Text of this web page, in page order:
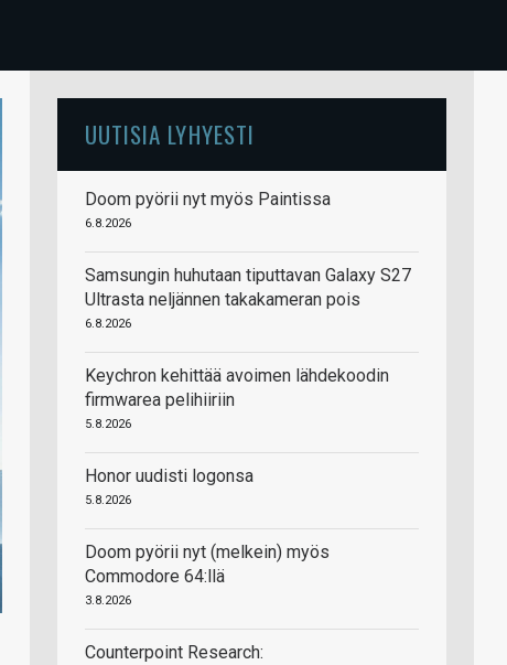
UUTISIA LYHYESTI
Doom pyörii nyt myös Paintissa
6.8.2026
Samsungin huhutaan tiputtavan Galaxy S27
Ultrasta neljännen takakameran pois
6.8.2026
Keychron kehittää avoimen lähdekoodin
firmwarea pelihiiriin
5.8.2026
Honor uudisti logonsa
5.8.2026
Doom pyörii nyt (melkein) myös
Commodore 64:llä
3.8.2026
Counterpoint Research: